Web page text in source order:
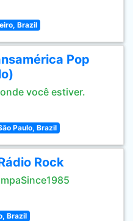
Brazil
Pop
você estiver.
Paulo, Brazil
Rock
Brazil